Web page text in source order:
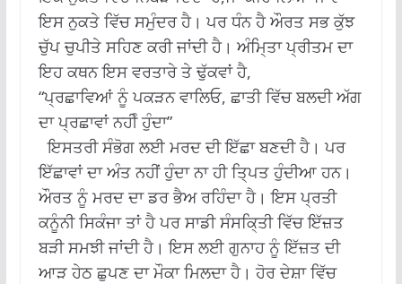
ਇਸ ਨੁਕਤੇ ਵਿੱਚ ਸਮੁੰਦਰ ਹੈ। ਪਰ ਧੰਨ ਹੈ ਔਰਤ ਸਭ ਕੁੱਝ
ਚੁੱਪ ਚੁਪੀਤੇ ਸਹਿਣ ਕਰੀ ਜਾਂਦੀ ਹੈ। ਅੰਮਿ੍ਤਾ ਪ੍ਰੀਤਮ ਦਾ
ਇਹ ਕਥਨ ਇਸ ਵਰਤਾਰੇ ਤੇ ਢੁੱਕਵਾਂ ਹੈ,
“ਪ੍ਰਛਾਵਿਆਂ ਨੂੰ ਪਕੜਨ ਵਾਲਿਓ, ਛਾਤੀ ਵਿੱਚ ਬਲਦੀ ਅੱਗ
ਦਾ ਪ੍ਰਛਾਵਾਂ ਨਹੀੰ ਹੁੰਦਾ”
ਇਸਤਰੀ ਸੰਭੋਗ ਲਈ ਮਰਦ ਦੀ ਇੱਛਾ ਬਣਦੀ ਹੈ। ਪਰ
ਇੱਛਾਵਾਂ ਦਾ ਅੰਤ ਨਹੀਂ ਹੁੰਦਾ ਨਾ ਹੀ ਤਿ੍ਪਤ ਹੁੰਦੀਆ ਹਨ।
ਔਰਤ ਨੂੰ ਮਰਦ ਦਾ ਡਰ ਭੈਅ ਰਹਿੰਦਾ ਹੈ। ਇਸ ਪ੍ਰਤੀ
ਕਨੂੰਨੀ ਸਿਕੰਜਾ ਤਾਂ ਹੈ ਪਰ ਸਾਡੀ ਸੰਸਕਿ੍ਤੀ ਵਿੱਚ ਇੱਜ਼ਤ
ਬੜੀ ਸਮਝੀ ਜਾਂਦੀ ਹੈ। ਇਸ ਲਈ ਗੁਨਾਹ ਨੂੰ ਇੱਜ਼ਤ ਦੀ
ਆੜ ਹੇਠ ਛੁਪਣ ਦਾ ਮੌਕਾ ਮਿਲਦਾ ਹੈ। ਹੋਰ ਦੇਸ਼ਾ ਵਿੱਚ